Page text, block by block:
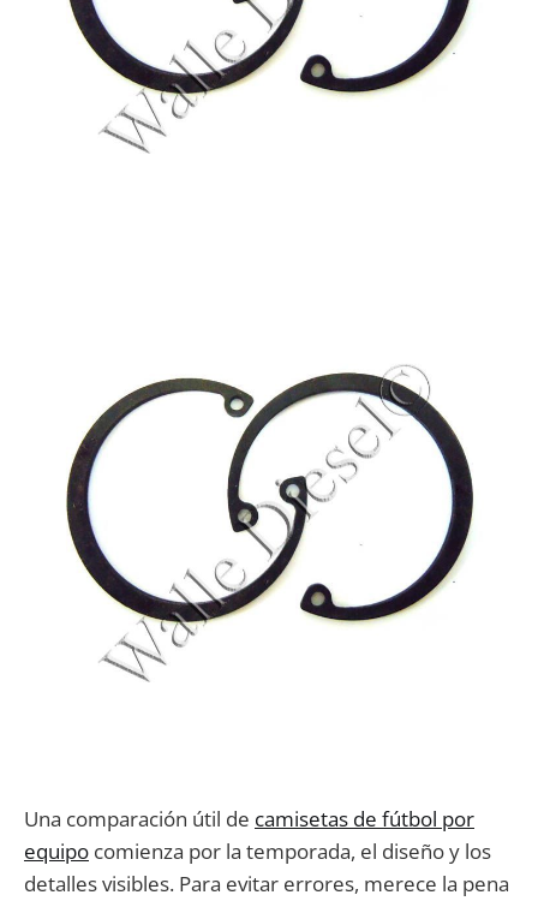
Una comparación útil de camisetas de fútbol por
equipo comienza por la temporada, el diseño y los
detalles visibles. Para evitar errores, merece la pena